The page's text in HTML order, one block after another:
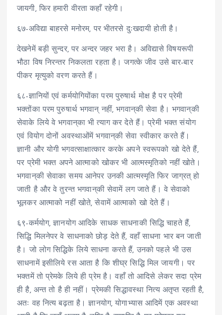
जायगी, फिर हमारी वीरता कहाँ रहेगी।
६७-अविद्या बाहरसे मनोरम, पर भीतरसे दुःखदायी होती है।
देखनेमें बड़ी सुन्दर, पर अन्दर जहर भरा है। अविद्यासे विषयरूपी
भौठा विष निरन्तर निकलता रहता है। जगत्के जीव उसे बार-बार
पीकर मृत्युको वरण करते हैं।
६८-ज्ञानियों एवं कर्मयोगियोंका परम पुरुषार्थ मोक्ष है पर प्रेमी
भक्तोंका परम पुरुषार्थ भगवान् नहीं, भगवान्‌की सेवा है। भगवान्‌की
सेवाके लिये वे भगवान्‌का भी त्याग कर देते हैं। प्रेमी भक्त संयोग
एवं वियोग दोनों अवस्थाओंमें भगवान्‌की सेवा स्वीकार करते हैं।
ज्ञानी और योगी भगवत्साक्षात्कार करके अपने स्वरूपको खो देते हैं,
पर प्रेमी भक्त अपने आत्माको खोकर भी आत्मस्मृतिको नहीं खोते।
भगवान्‌की सेवाका समय आनेपर उनकी आत्मस्मृति फिर जाग्रत् हो
जाती है और वे तुरन्त भगवान्‌की सेवामें लग जाते हैं। वे सेवाको
भूलकर आत्माको नहीं खोते, सेवामें आत्माको खो देते हैं।
६९-कर्मयोग, ज्ञानयोग आदिके साधक साधनाकी सिद्धि चाहते हैं,
सिद्धि मिलनेपर वे साधनाको छोड़ देते हैं, वहाँ साधना भार बन जाती
है। जो लोग सिद्धिके लिये साधना करते हैं, उनको पहले भी उस
साधनामें इसीलिये रस आता है कि शीघ्र सिद्धि मिल जायगी। पर
भक्तमें तो प्रेमके लिये ही प्रेम है। वहाँ तो आदिसे लेकर सदा प्रेम
ही है, अन्त तो है ही नहीं। प्रेमकी सिद्धावस्था नित्य अतृप्त रहती है,
अतः वह नित्य बढ़ता है। ज्ञानयोग, योगाभ्यास आदिमें एक अवस्था